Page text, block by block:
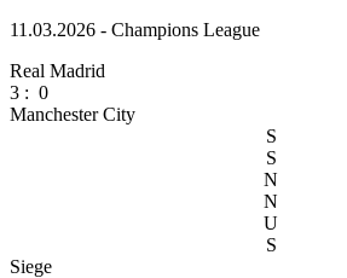
11.03.2026 - Champions League
Real Madrid
3 : 0
Manchester City
S
S
N
N
U
S
Siege